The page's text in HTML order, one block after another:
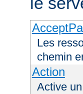
Les
chemin
Action
Active